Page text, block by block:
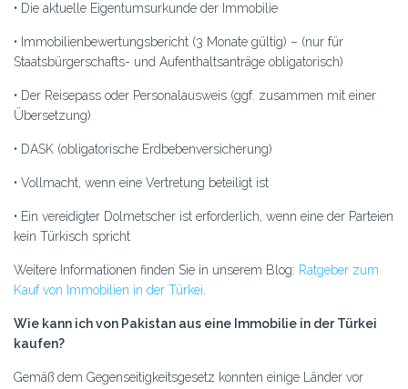
• Die aktuelle Eigentumsurkunde der Immobilie
• Immobilienbewertungsbericht (3 Monate gültig) – (nur für
Staatsbürgerschafts- und Aufenthaltsanträge obligatorisch)
• Der Reisepass oder Personalausweis (ggf. zusammen mit einer
Übersetzung)
• DASK (obligatorische Erdbebenversicherung)
• Vollmacht, wenn eine Vertretung beteiligt ist
• Ein vereidigter Dolmetscher ist erforderlich, wenn eine der Parteien
kein Türkisch spricht
Weitere Informationen finden Sie in unserem Blog: Ratgeber zum
Kauf von Immobilien in der Türkei
Wie kann ich von Pakistan aus eine Immobilie in der Türkei
kaufen?
Gemäß dem Gegenseitigkeitsgesetz konnten einige Länder vor